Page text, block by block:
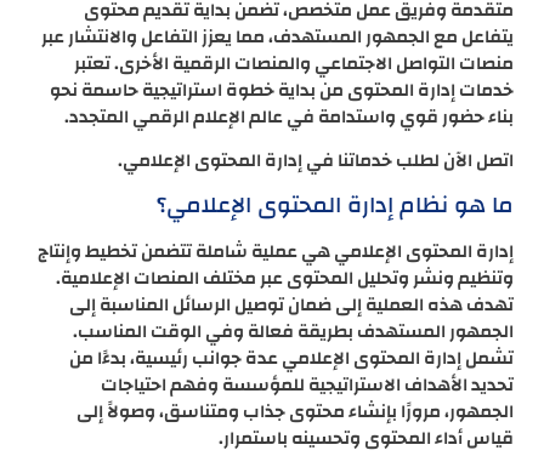
متقدمة وفريق عمل متخصص، تضمن بداية تقديم محتوى
يتفاعل مع الجمهور المستهدف، مما يعزز التفاعل والانتشار عبر
منصات التواصل الاجتماعي والمنصات الرقمية الأخرى. تعتبر
خدمات إدارة المحتوى من بداية خطوة استراتيجية حاسمة نحو
بناء حضور قوي واستدامة في عالم الإعلام الرقمي المتجدد.
اتصل الآن لطلب خدماتنا في إدارة المحتوى الإعلامي.
ما هو نظام إدارة المحتوى الإعلامي؟
إدارة المحتوى الإعلامي هي عملية شاملة تتضمن تخطيط وإنتاج
وتنظيم ونشر وتحليل المحتوى عبر مختلف المنصات الإعلامية.
تهدف هذه العملية إلى ضمان توصيل الرسائل المناسبة إلى
الجمهور المستهدف بطريقة فعالة وفي الوقت المناسب.
تشمل إدارة المحتوى الإعلامي عدة جوانب رئيسية، بدءًا من
تحديد الأهداف الاستراتيجية للمؤسسة وفهم احتياجات
الجمهور، مرورًا بإنشاء محتوى جذاب ومتناسق، وصولاً إلى
قياس أداء المحتوى وتحسينه باستمرار.